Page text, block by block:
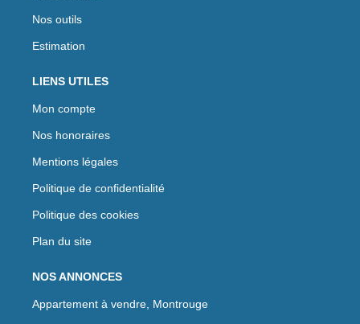
Nos outils
Estimation
LIENS UTILES
Mon compte
Nos honoraires
Mentions légales
Politique de confidentialité
Politique des cookies
Plan du site
NOS ANNONCES
Appartement à vendre, Montrouge